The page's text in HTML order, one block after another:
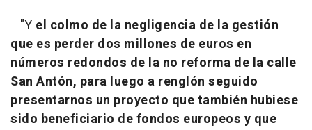
"Y el colmo de la negligencia de la gestión
que es perder dos millones de euros en
números redondos de la no reforma de la calle
San Antón, para luego a renglón seguido
presentarnos un proyecto que también hubiese
sido beneficiario de fondos europeos y que